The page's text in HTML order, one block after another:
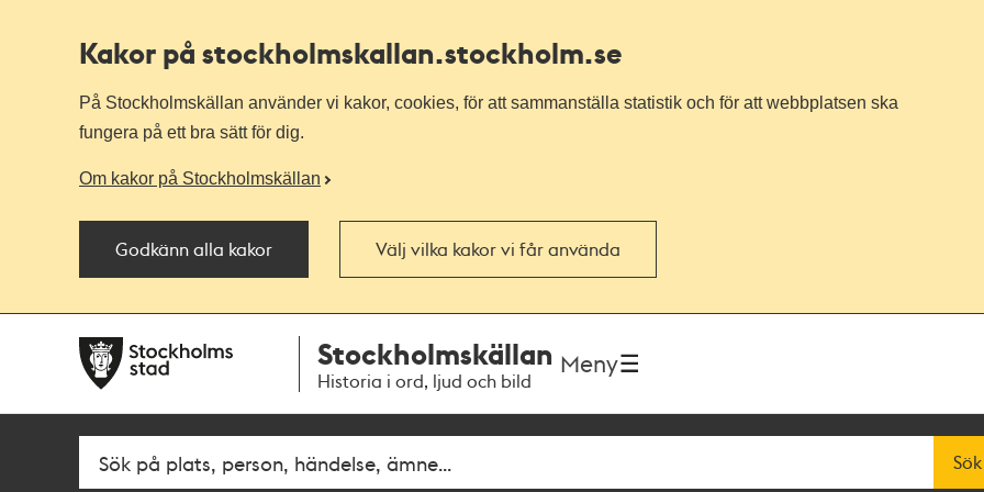
Kakor på stockholmskallan.stockholm.se
På Stockholmskällan använder vi kakor, cookies, för att sammanställa statistik och för att webbplatsen ska
fungera på ett bra sätt för dig.
Om kakor på Stockholmskällan
Godkänn alla kakor Välj vilka kakor vi får använda
navigationen
huvudinnehållet
Stockholmskällan
Historia i ord, ljud och bild
Meny
Fritextsök Sök